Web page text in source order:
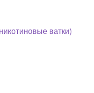
ватки)